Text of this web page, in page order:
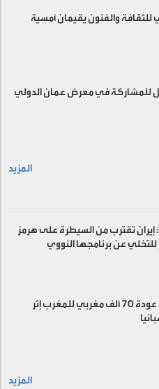
للثقافة والفنون يقيمان أمسية
للمشاركة في معرض عمان الدولي
المزيد
تقترب من السيطرة على هرمز
عن برنامجها النووي
تبخر حلم الهجرة.. عودة 70 ألف مغربي للمغرب إثر
المزيد